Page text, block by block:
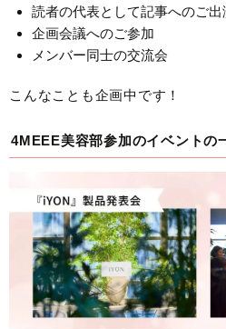
読者の代表として記事へのご出
企画会議へのご参加
メンバー同士の交流会
こんなことも企画中です！
4MEEE美容部参加のイベントの